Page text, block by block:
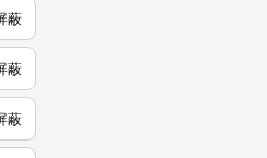
蔽
蔽
蔽